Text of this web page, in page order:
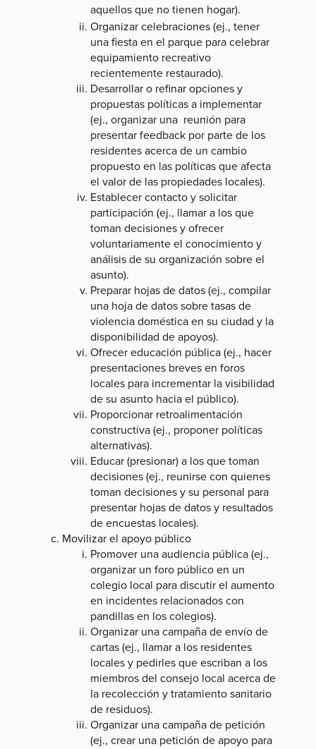
aquellos que no tienen hogar).
Organizar celebraciones (ej., tener
una fiesta en el parque para celebrar
equipamiento recreativo
recientemente restaurado).
Desarrollar o refinar opciones y
propuestas políticas a implementar
(ej., organizar una reunión para
presentar feedback por parte de los
residentes acerca de un cambio
propuesto en las políticas que afecta
el valor de las propiedades locales).
Establecer contacto y solicitar
participación (ej., llamar a los que
toman decisiones y ofrecer
voluntariamente el conocimiento y
análisis de su organización sobre el
asunto).
Preparar hojas de datos (ej., compilar
una hoja de datos sobre tasas de
violencia doméstica en su ciudad y la
disponibilidad de apoyos).
Ofrecer educación pública (ej., hacer
presentaciones breves en foros
locales para incrementar la visibilidad
de su asunto hacia el público).
Proporcionar retroalimentación
constructiva (ej., proponer políticas
alternativas).
Educar (presionar) a los que toman
decisiones (ej., reunirse con quienes
toman decisiones y su personal para
presentar hojas de datos y resultados
de encuestas locales).
Movilizar el apoyo público
Promover una audiencia pública (ej.,
organizar un foro público en un
colegio local para discutir el aumento
en incidentes relacionados con
pandillas en los colegios).
Organizar una campaña de envío de
cartas (ej., llamar a los residentes
locales y pedirles que escriban a los
miembros del consejo local acerca de
la recolección y tratamiento sanitario
de residuos).
Organizar una campaña de petición
(ej., crear una petición de apoyo para